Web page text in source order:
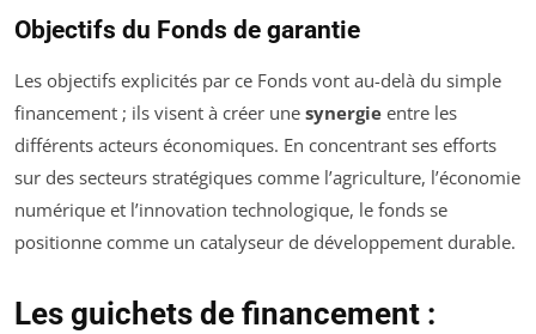
Objectifs du Fonds de garantie
Les objectifs explicités par ce Fonds vont au-delà du simple
financement ; ils visent à créer une synergie entre les
différents acteurs économiques. En concentrant ses efforts
sur des secteurs stratégiques comme l’agriculture, l’économie
numérique et l’innovation technologique, le fonds se
positionne comme un catalyseur de développement durable.
Les guichets de financement :